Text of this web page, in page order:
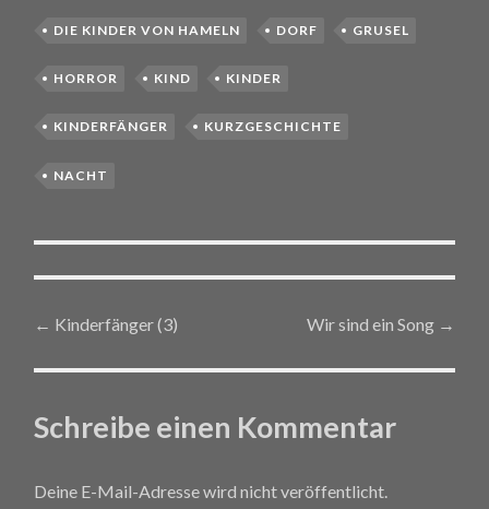
DIE KINDER VON HAMELN DORF GRUSEL
HORROR KIND KINDER
KINDERFÄNGER KURZGESCHICHTE
NACHT
Post navigation
← Kinderfänger (3) Wir sind ein Song →
Schreibe einen Kommentar
Deine E-Mail-Adresse wird nicht veröffentlicht.